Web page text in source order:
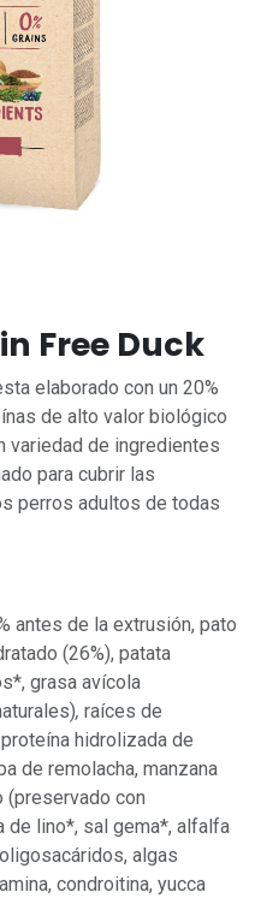
Free Duck
elaborado con un 20%
de alto valor biológico
variedad de ingredientes
para cubrir las
perros adultos de todas
antes de la extrusión, pato
(26%), patata
grasa avícola
, raíces de
hidrolizada de
de remolacha, manzana
(preservado con
de lino*, sal gema*, alfalfa
algas
condroitina, yucca